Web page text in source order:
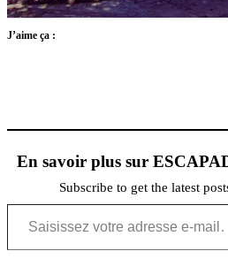
J’aime ça :
En savoir plus sur
Subscribe to get the latest
Saisissez votre adresse e-mail…